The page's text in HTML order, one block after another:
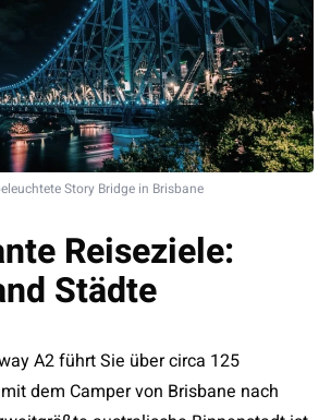
Story Bridge in Brisbane
Reiseziele:
Städte
A2 führt Sie über circa 125
dem Camper von Brisbane nach